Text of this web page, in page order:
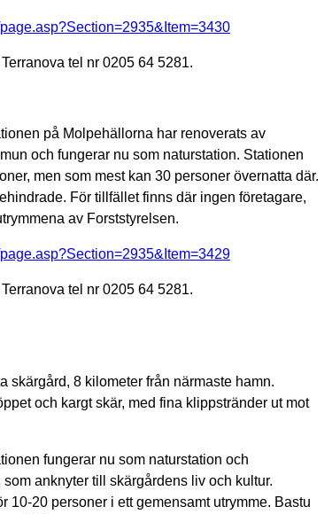
tel nr 0205 64 5281.
på Molpehällorna har renoverats av
och fungerar nu som naturstation. Stationen
men som mest kan 30 personer övernatta där.
För tillfället finns där ingen företagare,
av Forststyrelsen.
tel nr 0205 64 5281.
skärgård, 8 kilometer från närmaste hamn.
och kargt skär, med fina klippstränder ut mot
fungerar nu som naturstation och
anknyter till skärgårdens liv och kultur.
10-20 personer i ett gemensamt utrymme. Bastu